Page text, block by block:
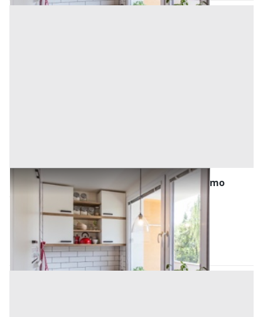
Abitazione di Tipo Popolare all'asta a Palermo
Belmonte Mezzagno (Palermo)
17.278,78 € 23.038,38 €
Codice asta:AN966880
Asta chiusa